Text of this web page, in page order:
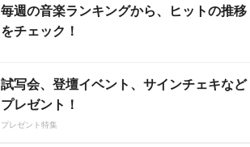
毎週の音楽ランキングから、ヒットの推移
をチェック！
試写会、登壇イベント、サインチェキなど
プレゼント！
プレゼント特集